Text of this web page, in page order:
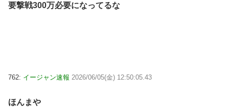
要撃戦300万必要になってるな
762: イージャン速報 2026/06/05(金) 12:50:05.43
ほんまや